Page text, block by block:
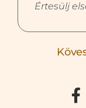
Értesülj